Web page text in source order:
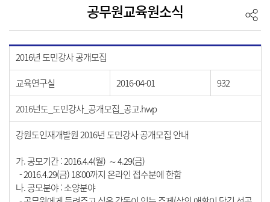
공무원교육원소식
2016년 도민강사 공개모집
교육연구실
2016-04-01
932
2016년도_도민강사_공개모집_공고.hwp
강원도인재개발원 2016년 도민강사 공개모집 안내
가. 공모기간 : 2016.4.4(월) ∼ 4.29(금)
- 2016.4.29(금) 18:00까지 온라인 접수분에 한함
나. 공모분야 : 소양분야